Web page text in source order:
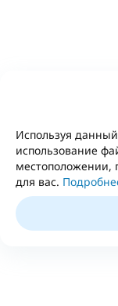
Используя
использование
местоположении,
для вас.